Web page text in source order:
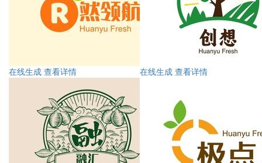
在线生成 查看详情 在线生成 查看详情